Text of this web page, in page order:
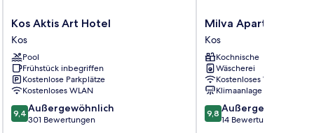
Kos
Aktis
Art
Hotel
Kos
Kos Aktis Art Hotel
Kos
Pool
Frühstück inbegriffen
Kostenlose Parkplätze
Kostenloses WLAN
9.4
von
9,4 Außergewöhnlich
301 Bewertungen
Milva
Apartments
Kos
Milva Apartments
Kos
Kochnische
Wäscherei
Kostenloses WLAN
Klimaanlage
9.8
von
9,8 Außergewöhnlich
14 Bewertungen